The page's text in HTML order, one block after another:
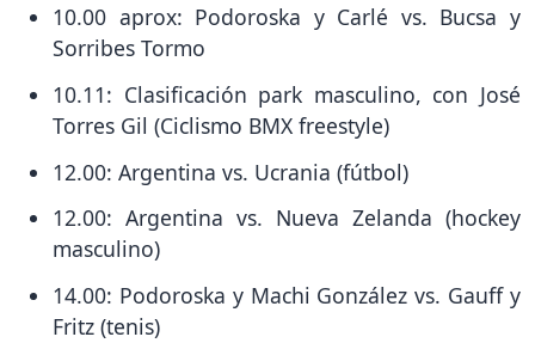
10.00 aprox: Podoroska y Carlé vs. Bucsa y
Sorribes Tormo
10.11: Clasificación park masculino, con José
Torres Gil (Ciclismo BMX freestyle)
12.00: Argentina vs. Ucrania (fútbol)
12.00: Argentina vs. Nueva Zelanda (hockey
masculino)
14.00: Podoroska y Machi González vs. Gauff y
Fritz (tenis)